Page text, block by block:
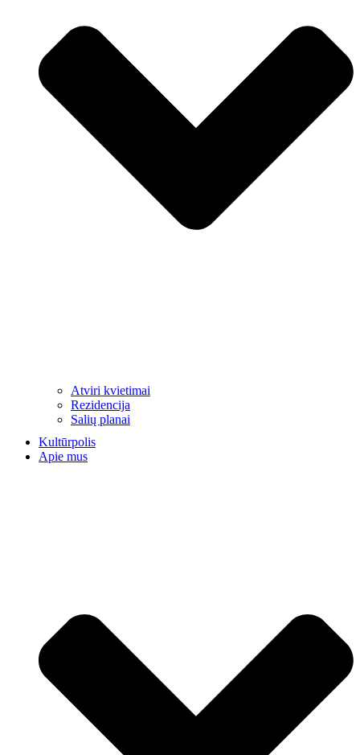
Atviri kvietimai
Rezidencija
Salių planai
Kultūrpolis
Apie mus